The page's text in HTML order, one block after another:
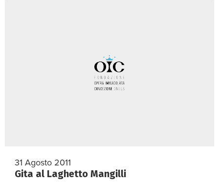
31 Agosto 2011
Gita al Laghetto Mangilli